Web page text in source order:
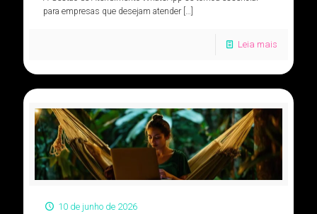
para empresas que desejam atender[…]
Leia mais
10 de junho de 2026